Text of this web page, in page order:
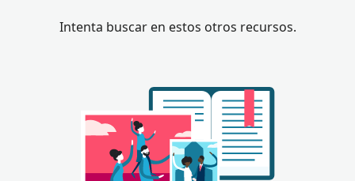
Intenta buscar en estos otros recursos.